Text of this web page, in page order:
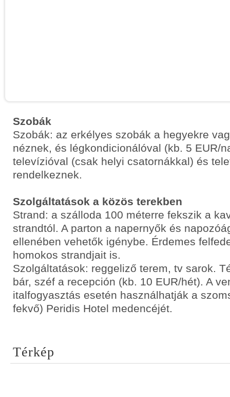
Szobák
Szobák: az erkélyes szobák a hegyekre
néznek, és légkondicionálóval (kb. 5 EUR/
televízióval (csak helyi csatornákkal) és
rendelkeznek.
Szolgáltatások a közös terekben
Strand: a szálloda 100 méterre fekszik a
strandtól. A parton a napernyők és
ellenében vehetők igénybe. Érdemes
homokos strandjait is.
Szolgáltatások: reggeliző terem, tv sarok.
bár, széf a recepción (kb. 10 EUR/hét). A
italfogyasztás esetén használhatják a
fekvő) Peridis Hotel medencéjét.
Térkép